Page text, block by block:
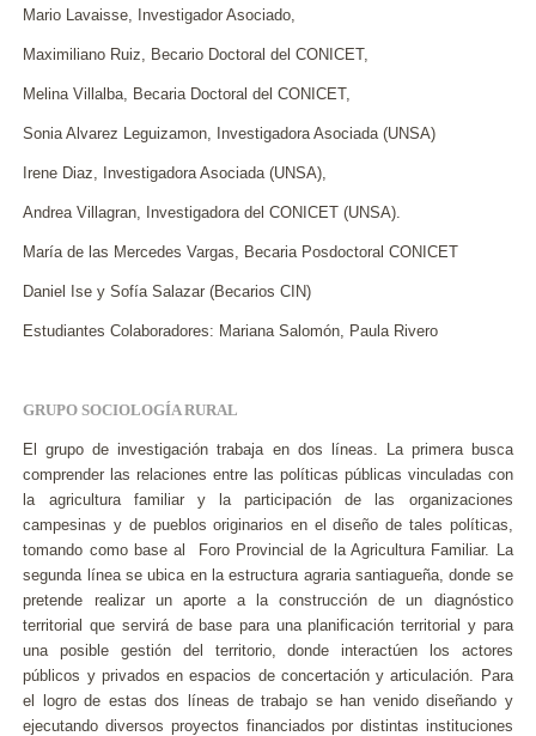
Mario Lavaisse, Investigador Asociado,
Maximiliano Ruiz, Becario Doctoral del CONICET,
Melina Villalba, Becaria Doctoral del CONICET,
Sonia Alvarez Leguizamon, Investigadora Asociada (UNSA)
Irene Diaz, Investigadora Asociada (UNSA),
Andrea Villagran, Investigadora del CONICET (UNSA).
María de las Mercedes Vargas, Becaria Posdoctoral CONICET
Daniel Ise y Sofía Salazar (Becarios CIN)
Estudiantes Colaboradores: Mariana Salomón, Paula Rivero
GRUPO SOCIOLOGÍA RURAL
El grupo de investigación trabaja en dos líneas. La primera busca
comprender las relaciones entre las políticas públicas vinculadas con
la agricultura familiar y la participación de las organizaciones
campesinas y de pueblos originarios en el diseño de tales políticas,
tomando como base al Foro Provincial de la Agricultura Familiar. La
segunda línea se ubica en la estructura agraria santiagueña, donde se
pretende realizar un aporte a la construcción de un diagnóstico
territorial que servirá de base para una planificación territorial y para
una posible gestión del territorio, donde interactúen los actores
públicos y privados en espacios de concertación y articulación. Para
el logro de estas dos líneas de trabajo se han venido diseñando y
ejecutando diversos proyectos financiados por distintas instituciones